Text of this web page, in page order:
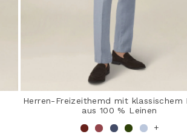
Herren-Freizeithemd mit klassischem
aus 100 % Leinen
+